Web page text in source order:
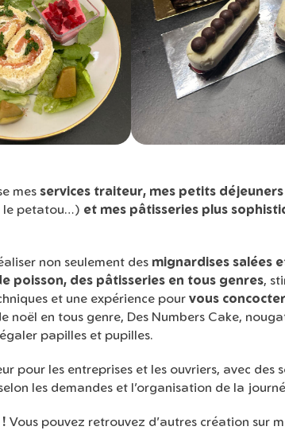
mes services traiteur, mes petits
le petatou…) et mes pâtisseries plus
non seulement des mignardises salées
poisson, des pâtisseries en tous genres,
et une expérience pour vous
noël en tous genre, Des Numbers Cake,
papilles et pupilles.
pour les entreprises et les ouvriers, avec des
les demandes et l’organisation de la
Vous pouvez retrouvez d'autres création sur